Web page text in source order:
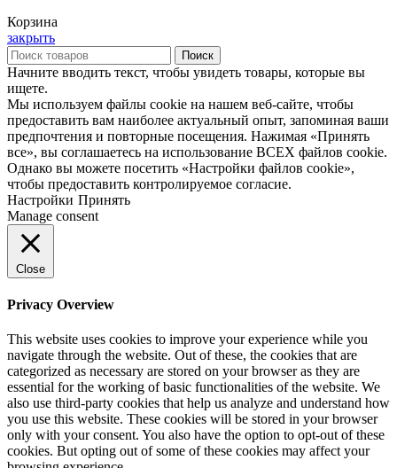
Корзина
закрыть
Поиск
Начните вводить текст, чтобы увидеть товары, которые вы
ищете.
Мы используем файлы cookie на нашем веб-сайте, чтобы
предоставить вам наиболее актуальный опыт, запоминая ваши
предпочтения и повторные посещения. Нажимая «Принять
все», вы соглашаетесь на использование ВСЕХ файлов cookie.
Однако вы можете посетить «Настройки файлов cookie»,
чтобы предоставить контролируемое согласие.
Настройки Принять
Manage consent
Close
Privacy Overview
This website uses cookies to improve your experience while you
navigate through the website. Out of these, the cookies that are
categorized as necessary are stored on your browser as they are
essential for the working of basic functionalities of the website. We
also use third-party cookies that help us analyze and understand how
you use this website. These cookies will be stored in your browser
only with your consent. You also have the option to opt-out of these
cookies. But opting out of some of these cookies may affect your